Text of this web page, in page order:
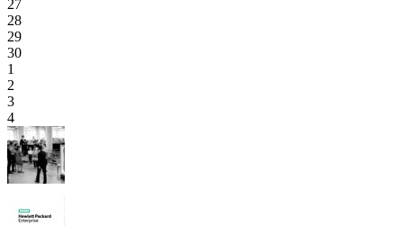
27
28
29
30
1
2
3
4